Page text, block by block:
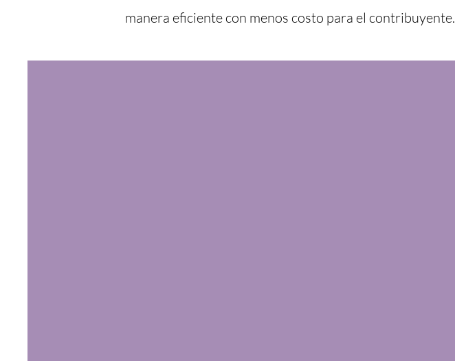
manera eficiente con menos costo para el contribuyente.